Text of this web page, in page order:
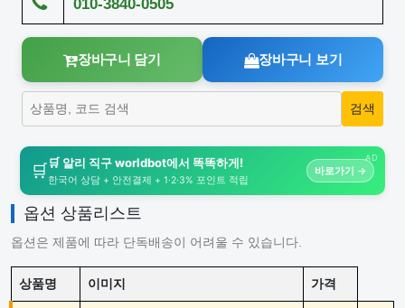
010-3840-0505
장바구니 담기 장바구니 보기
AD
🛒🛒 알리 직구 worldbot에서 똑똑하게!
한국어 상담 + 안전결제 + 1·2·3% 포인트 적립
바로가기 →
옵션 상품리스트
옵션은 제품에 따라 단독배송이 어려울 수 있습니다.
상품명 이미지 가격